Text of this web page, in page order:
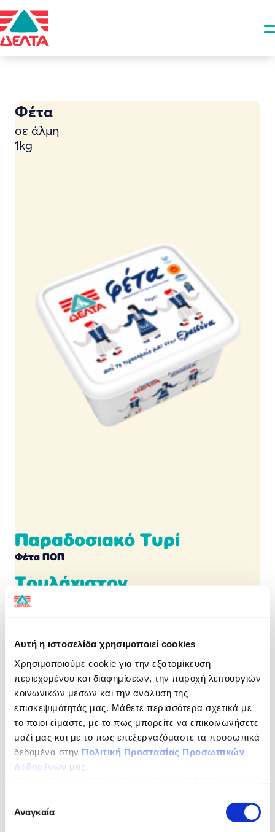
Αυτή η ιστοσελίδα χρησιμοποιεί cookies
Χρησιμοποιούμε cookie για την εξατομίκευση
περιεχομένου και διαφημίσεων, την παροχή λειτουργιών
κοινωνικών μέσων και την ανάλυση της
επισκεψιμότητάς μας. Μάθετε περισσότερα σχετικά με
το ποιοι είμαστε, με το πως μπορείτε να επικοινωνήσετε
μαζί μας και με το πως επεξεργαζόμαστε τα προσωπικά
δεδομένα στην Πολιτική Προστασίας Προσωπικών
Δεδομένων μας.
συγκατάθεσης
Αναγκαία
Φέτα
σε άλμη
1kg
Παραδοσιακό Τυρί
Φέτα ΠΟΠ
Τουλάχιστον
4 μήνες ωρίμανσης
Γεύση παράδοσης, με την ποιότητα και την ασφάλεια
Αυθεντικές γεύσεις ελληνικών τυριών που παράγονται
από 100% ελληνικό παστεριωμένο αιγοπρόβειο γάλα
και αυθεντικές ελληνικές συνταγές που χαρίζουν
ασύγκριτη γεύση.
ΔΙΑΤΡΟΦΙΚΗ ΔΗΛΩΣΗ
ανά 100 g
Ενέργεια
εκ των οποίων
16,0g